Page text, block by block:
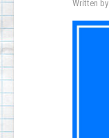
Written by